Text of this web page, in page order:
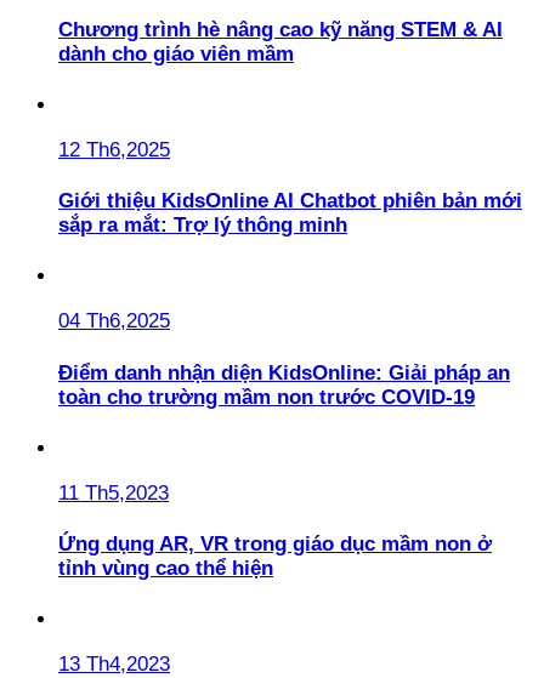
Chương trình hè nâng cao kỹ năng STEM & AI
dành cho giáo viên mầm
12 Th6,2025
Giới thiệu KidsOnline AI Chatbot phiên bản mới
sắp ra mắt: Trợ lý thông minh
04 Th6,2025
Điểm danh nhận diện KidsOnline: Giải pháp an
toàn cho trường mầm non trước COVID-19
11 Th5,2023
Ứng dụng AR, VR trong giáo dục mầm non ở
tỉnh vùng cao thể hiện
13 Th4,2023